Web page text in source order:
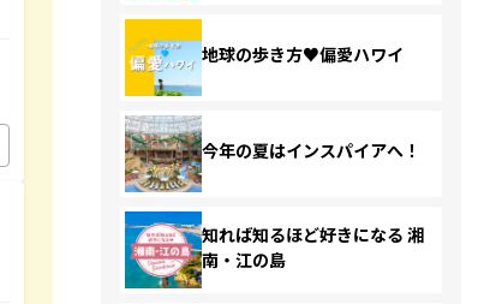
地球の歩き方♥偏愛ハワイ
今年の夏はインスパイアへ！
知れば知るほど好きになる 湘
南・江の島